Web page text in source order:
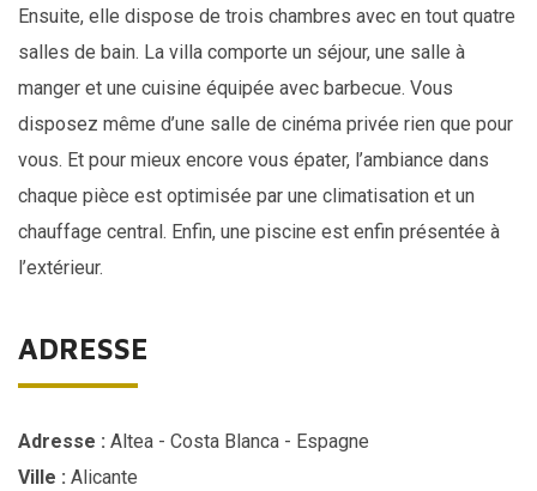
Ensuite, elle dispose de trois chambres avec en tout quatre
salles de bain. La villa comporte un séjour, une salle à
manger et une cuisine équipée avec barbecue. Vous
disposez même d’une salle de cinéma privée rien que pour
vous. Et pour mieux encore vous épater, l’ambiance dans
chaque pièce est optimisée par une climatisation et un
chauffage central. Enfin, une piscine est enfin présentée à
l’extérieur.
ADRESSE
Adresse : Altea - Costa Blanca - Espagne
Ville : Alicante